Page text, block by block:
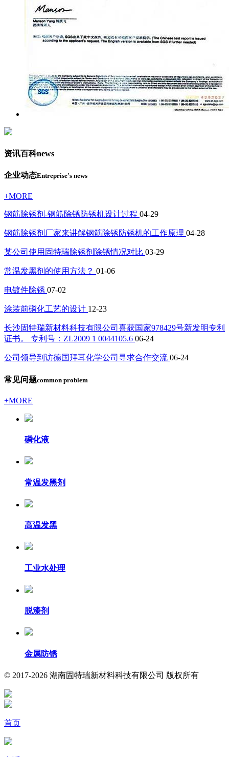
资讯百科news
企业动态Entreprise's news
+MORE
钢筋除锈剂-钢筋除锈防锈机设计过程 04-29
钢筋除锈剂厂家来讲解钢筋除锈防锈机的工作原理 04-28
某公司使用固特瑞除锈剂除锈情况对比 03-29
常温发黑剂的使用方法？ 01-06
电镀件除锈 07-02
涂装前磷化工艺的设计 12-23
长沙固特瑞新材料科技有限公司喜获国家978429号新发明专利
证书。 专利号：ZL2009 1 0044105.6 06-24
公司领导到访德国拜耳化学公司寻求合作交流 06-24
常见问题common problem
+MORE
磷化液
常温发黑剂
高温发黑
工业水处理
脱漆剂
金属防锈
© 2017-2026 湖南固特瑞新材料科技有限公司 版权所有
首页